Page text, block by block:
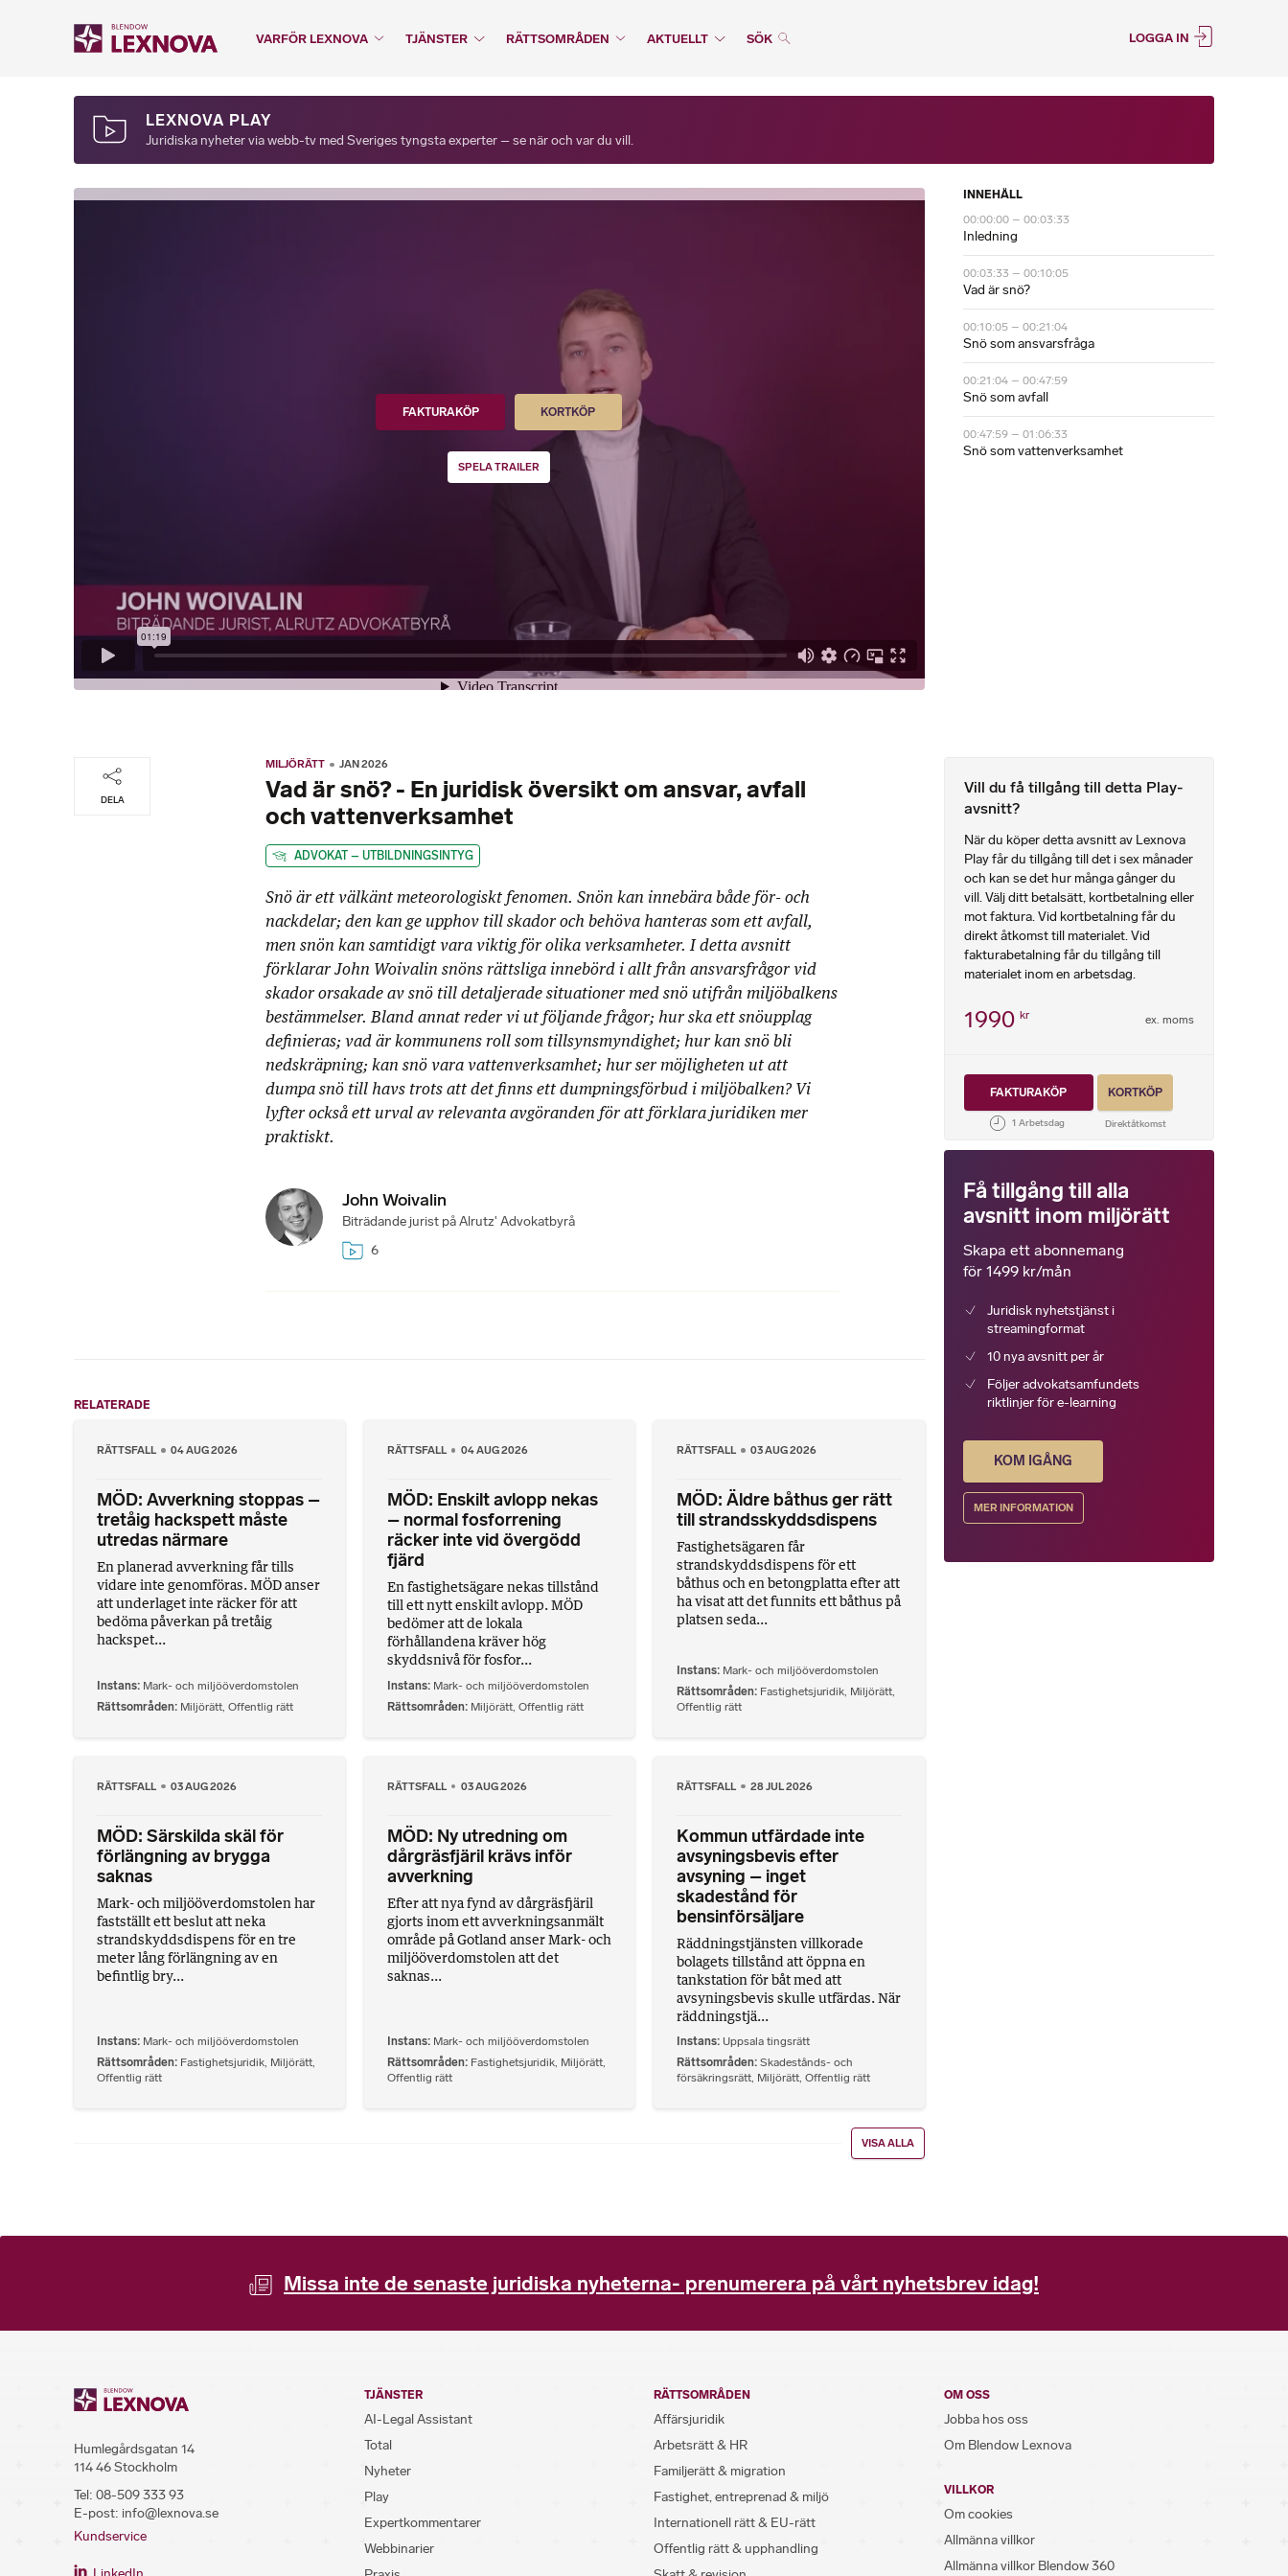
VARFÖR LEXNOVA TJÄNSTER RÄTTSOMRÅDEN AKTUELLT SÖK LOGGA IN
LEXNOVA PLAY
Juridiska nyheter via webb-tv med Sveriges tyngsta experter – se när och var du vill.
FAKTURAKÖP KORTKÖP
SPELA TRAILER
INNEHÅLL
00:00:00 – 00:03:33
Inledning
00:03:33 – 00:10:05
Vad är snö?
00:10:05 – 00:21:04
Snö som ansvarsfråga
00:21:04 – 00:47:59
Snö som avfall
00:47:59 – 01:06:33
Snö som vattenverksamhet
DELA
MILJÖRÄTT JAN 2026
Vad är snö? - En juridisk översikt om ansvar, avfall
och vattenverksamhet
ADVOKAT – UTBILDNINGSINTYG
Snö är ett välkänt meteorologiskt fenomen. Snön kan innebära både för- och
nackdelar; den kan ge upphov till skador och behöva hanteras som ett avfall,
men snön kan samtidigt vara viktig för olika verksamheter. I detta avsnitt
förklarar John Woivalin snöns rättsliga innebörd i allt från ansvarsfrågor vid
skador orsakade av snö till detaljerade situationer med snö utifrån miljöbalkens
bestämmelser. Bland annat reder vi ut följande frågor; hur ska ett snöupplag
definieras; vad är kommunens roll som tillsynsmyndighet; hur kan snö bli
nedskräpning; kan snö vara vattenverksamhet; hur ser möjligheten ut att
dumpa snö till havs trots att det finns ett dumpningsförbud i miljöbalken? Vi
lyfter också ett urval av relevanta avgöranden för att förklara juridiken mer
praktiskt.
John Woivalin
Biträdande jurist på Alrutz' Advokatbyrå
6
RELATERADE
RÄTTSFALL 04 AUG 2026
MÖD: Avverkning stoppas –
tretåig hackspett måste
utredas närmare
En planerad avverkning får tills
vidare inte genomföras. MÖD anser
att underlaget inte räcker för att
bedöma påverkan på tretåig
hackspet...
Instans Mark- och miljööverdomstolen
Rättsområden Miljörätt Offentlig rätt
RÄTTSFALL 04 AUG 2026
MÖD: Enskilt avlopp nekas
– normal fosforrening
räcker inte vid övergödd
fjärd
En fastighetsägare nekas tillstånd
till ett nytt enskilt avlopp. MÖD
bedömer att de lokala
förhållandena kräver hög
skyddsnivå för fosfor...
Instans Mark- och miljööverdomstolen
Rättsområden Miljörätt, Offentlig rätt
RÄTTSFALL 03 AUG 2026
MÖD: Äldre båthus ger rätt
till strandsskyddsdispens
Fastighetsägaren får
strandskyddsdispens för ett
båthus och en betongplatta efter att
ha visat att det funnits ett båthus på
platsen seda...
Instans Mark- och miljööverdomstolen
Rättsområden Fastighetsjuridik Miljörätt
Offentlig rätt
RÄTTSFALL 03 AUG 2026
MÖD: Särskilda skäl för
förlängning av brygga
saknas
Mark- och miljööverdomstolen har
fastställt ett beslut att neka
strandskyddsdispens för en tre
meter lång förlängning av en
befintlig bry...
Instans Mark- och miljööverdomstolen
Rättsområden Fastighetsjuridik, Miljörätt,
Offentlig rätt
RÄTTSFALL 03 AUG 2026
MÖD: Ny utredning om
dårgräsfjäril krävs inför
avverkning
Efter att nya fynd av dårgräsfjäril
gjorts inom ett avverkningsanmält
område på Gotland anser Mark- och
miljööverdomstolen att det
saknas...
Instans Mark- och miljööverdomstolen
Rättsområden Fastighetsjuridik, Miljörätt,
Offentlig rätt
RÄTTSFALL 28 JUL 2026
Kommun utfärdade inte
avsyningsbevis efter
avsyning – inget
skadestånd för
bensinförsäljare
Räddningstjänsten villkorade
bolagets tillstånd att öppna en
tankstation för båt med att
avsyningsbevis skulle utfärdas. När
räddningstjä...
Instans Uppsala tingsrätt
Rättsområden Skadestånds- och
försäkringsrätt, Miljörätt, Offentlig rätt
VISA ALLA
Vill du få tillgång till detta Play-
avsnitt?
När du köper detta avsnitt av Lexnova
Play får du tillgång till det i sex månader
och kan se det hur många gånger du
vill. Välj ditt betalsätt, kortbetalning eller
mot faktura. Vid kortbetalning får du
direkt åtkomst till materialet. Vid
fakturabetalning får du tillgång till
materialet inom en arbetsdag.
1990 kr ex. moms
FAKTURAKÖP KORTKÖP
Få tillgång till alla
avsnitt inom miljörätt
Skapa ett abonnemang
för 1499 kr/mån
Juridisk nyhetstjänst i
streamingformat
10 nya avsnitt per år
Följer advokatsamfundets
riktlinjer för e-learning
KOM IGÅNG
MER INFORMATION
Missa inte de senaste juridiska nyheterna- prenumerera på vårt nyhetsbrev idag!
Humlegårdsgatan 14
114 46 Stockholm
Tel: 08-509 333 93
E-post: info@lexnova.se
Kundservice
TJÄNSTER
AI-Legal Assistant
Total
Nyheter
Play
Expertkommentarer
Webbinarier
RÄTTSOMRÅDEN
Affärsjuridik
Arbetsrätt & HR
Familjerätt & migration
Fastighet, entreprenad & miljö
Internationell rätt & EU-rätt
Offentlig rätt & upphandling
OM OSS
Jobba hos oss
Om Blendow Lexnova
VILLKOR
Om cookies
Allmänna villkor
Allmänna villkor Blendow 360